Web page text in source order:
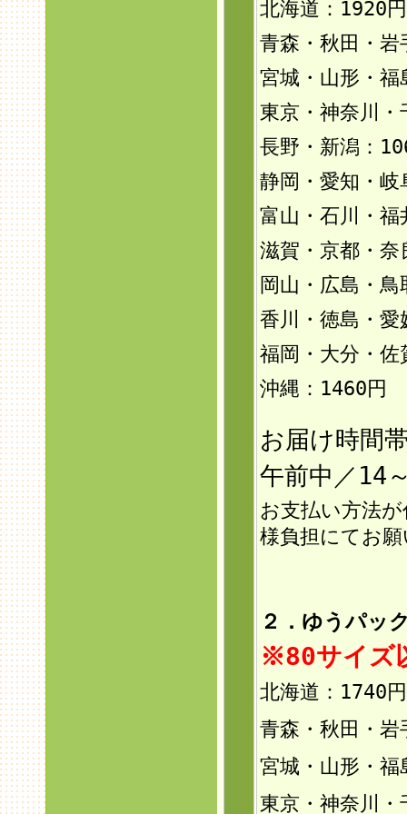
北海道：1920円
青森・秋田・
宮城・山形・
東京・神奈川
長野・新潟：
静岡・愛知・
富山・石川・福
滋賀・京都・
岡山・広島・
香川・徳島・
福岡・大分・
沖縄：1460円
お届け時間
午前中／14
お支払い方法
様負担にてお
２．ゆうパッ
※80サイズ
北海道：1740円
青森・秋田・
宮城・山形・
東京・神奈川